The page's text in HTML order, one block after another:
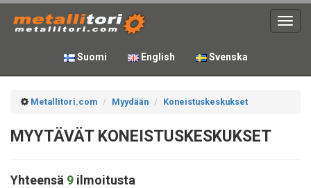
Suomi English Svenska
Metallitori.com Myydään Koneistuskeskukset
MYYTÄVÄT KONEISTUSKESKUKSET
Yhteensä 9 ilmoitusta